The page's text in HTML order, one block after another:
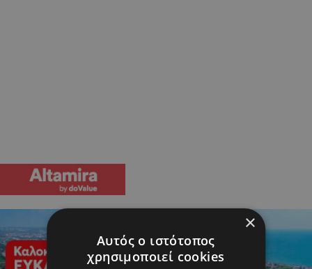
×
Αυτός ο ιστότοπος
χρησιμοποιεί cookies